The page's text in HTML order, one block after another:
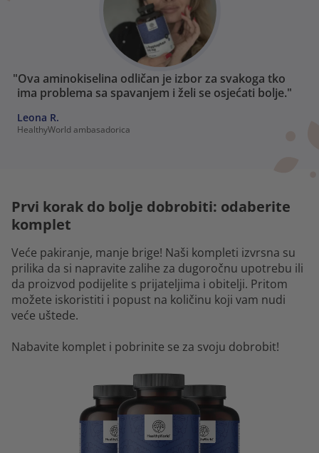
"Ova aminokiselina odličan je izbor za svakoga tko
ima problema sa spavanjem i želi se osjećati bolje."
Leona R.
HealthyWorld ambasadorica
Prvi korak do bolje dobrobiti: odaberite
komplet
Veće pakiranje, manje brige! Naši kompleti izvrsna su
prilika da si napravite zalihe za dugoročnu upotrebu ili
da proizvod podijelite s prijateljima i obitelji. Pritom
možete iskoristiti i popust na količinu koji vam nudi
veće uštede.
Nabavite komplet i pobrinite se za svoju dobrobit!